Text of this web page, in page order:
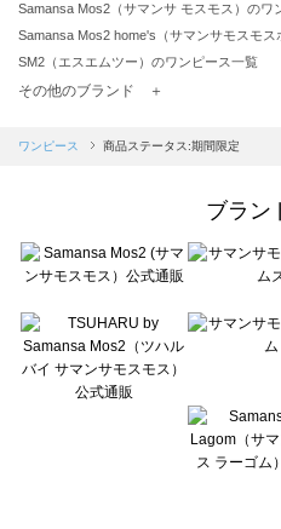
Samansa Mos2（サマンサ モスモス）のワ
Samansa Mos2 home's（サマンサモスモ
SM2（エスエムツー）のワンピース一覧
TSUHARU by Samansa Mos2（ツハルバイ
Samansa Mos2 blue（サマンサモスモス ブ
sō4ū（ソウフォーユー）のワンピース一覧
Te chichi（テチチ）のワンピース一覧
Te chichi CLASSIC（テチチ クラシック）の
Lugnoncure（ルノンキュール）のワンピー
BETTY'S BLUE（べティーズブルー）のワ
Wpc.（ワールドパーティー）のワンピース
その他のブランド ＋
ワンピース 商品ステータス:期間限定
ブラン